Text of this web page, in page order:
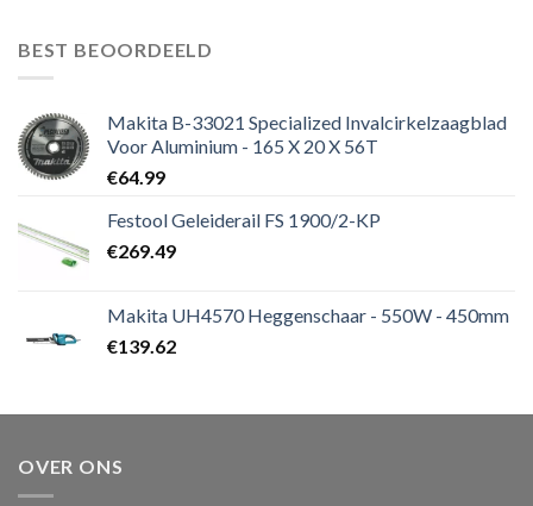
BEST BEOORDEELD
Makita B-33021 Specialized Invalcirkelzaagblad
Voor Aluminium - 165 X 20 X 56T
€64.99
Festool Geleiderail FS 1900/2-KP
€269.49
Makita UH4570 Heggenschaar - 550W - 450mm
€139.62
OVER ONS